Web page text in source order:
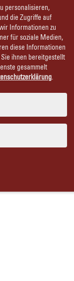
zu
Jahre alt sind.
personalisieren,
die Zugriffe auf
Informationen zu
für soziale Medien,
diese Informationen
ihnen bereitgestellt
gesammelt